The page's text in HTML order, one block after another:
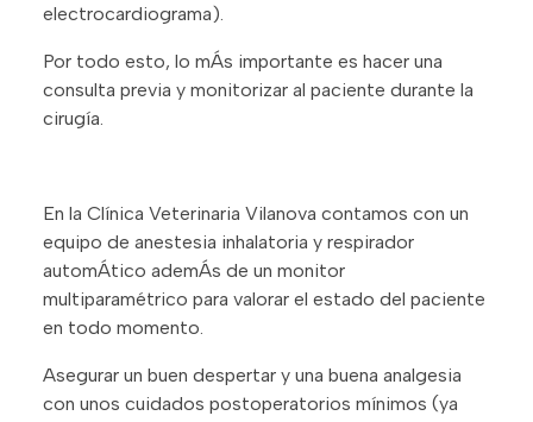
electrocardiograma).
Por todo esto, lo mÁs importante es hacer una
consulta previa y monitorizar al paciente durante la
cirugía.
En la Clínica Veterinaria Vilanova contamos con un
equipo de anestesia inhalatoria y respirador
automÁtico ademÁs de un monitor
multiparamétrico para valorar el estado del paciente
en todo momento.
Asegurar un buen despertar y una buena analgesia
con unos cuidados postoperatorios mínimos (ya